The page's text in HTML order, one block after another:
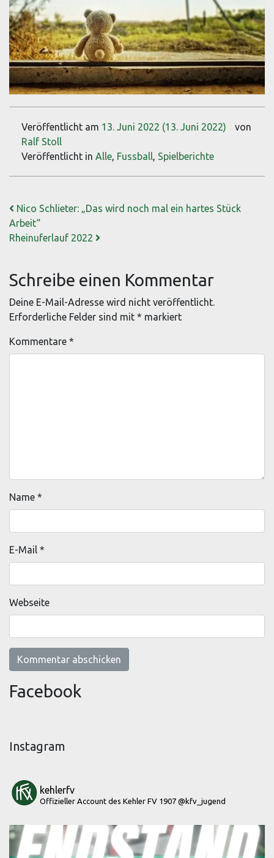
Veröffentlicht am 13. Juni 2022 (13. Juni 2022)
von
Ralf Stoll
Veröffentlicht in Alle, Fussball, Spielberichte
Beitrags-Navigation
Nico Schlieter: „Das wird noch mal ein hartes Stück
Arbeit“
Rheinuferlauf 2022
Schreibe einen Kommentar
Deine E-Mail-Adresse wird nicht veröffentlicht.
Erforderliche Felder sind mit * markiert
Kommentare *
Name *
E-Mail *
Webseite
Facebook
Instagram
kehlerfv
Offizieller Account des Kehler FV 1907 @kfv_jugend